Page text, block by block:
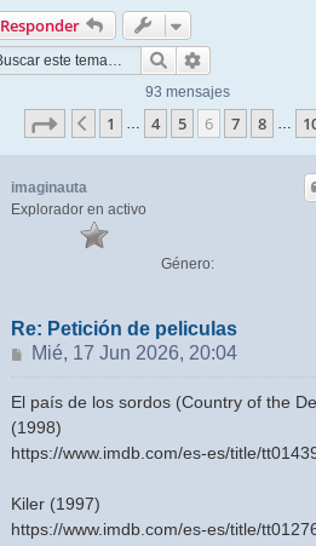
Responder
Buscar
93 mensajes
Página de 10
Anterior
1 … 4 5 6 7 8 …
imaginauta
Explorador en activo
Género:
Re: Petición de peliculas
Mensaje
Mié, 17 Jun 2026, 20:04
El país de los sordos (Country of the
(1998)
https://www.imdb.com/es-es/title/
Kiler (1997)
https://www.imdb.com/es-es/title/